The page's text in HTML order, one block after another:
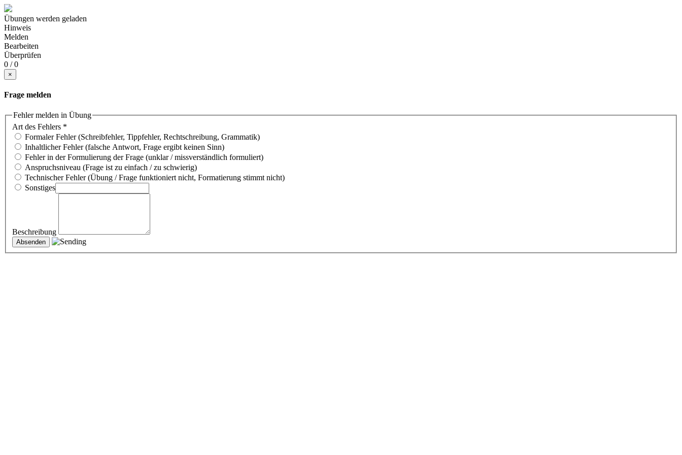
Übungen werden geladen
Hinweis
Melden
Bearbeiten
Überprüfen
0 / 0
×
Frage melden
Fehler melden in Übung
Art des Fehlers *
Formaler Fehler (Schreibfehler, Tippfehler, Rechtschreibung, Grammatik)
Inhaltlicher Fehler (falsche Antwort, Frage ergibt keinen Sinn)
Fehler in der Formulierung der Frage (unklar / missverständlich formuliert)
Anspruchsniveau (Frage ist zu einfach / zu schwierig)
Technischer Fehler (Übung / Frage funktioniert nicht, Formatierung stimmt nicht)
Sonstiges
Beschreibung